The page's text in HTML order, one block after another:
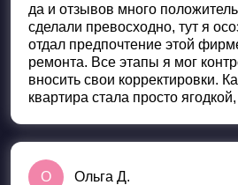
да и отзывов много
сделали превосходно, тут я
отдал предпочтение этой
ремонта. Все этапы я мог
вносить свои корректировки.
квартира стала просто
О Ольга Д.